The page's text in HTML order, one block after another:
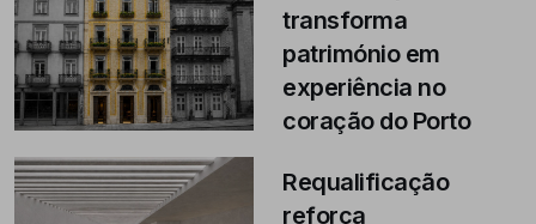
transforma
património em
experiência no
coração do Porto
Requalificação
reforça